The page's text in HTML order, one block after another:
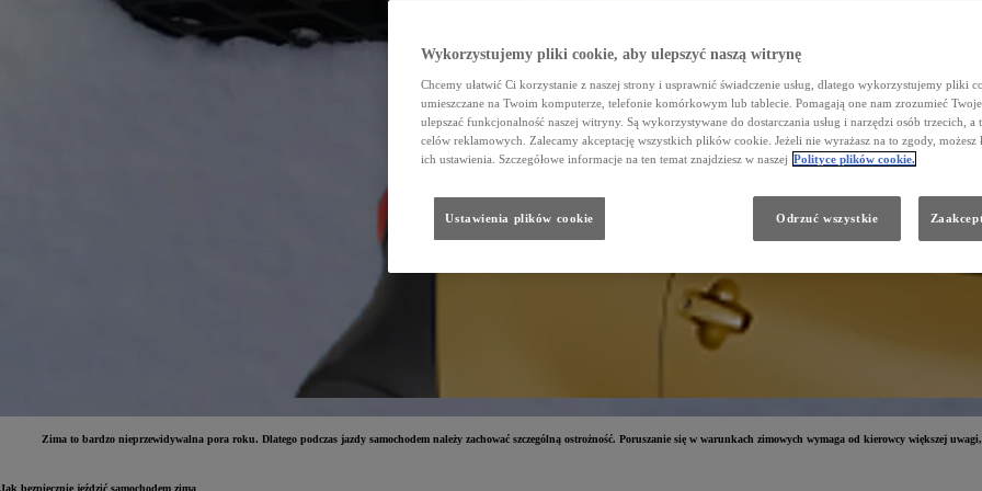
Zima to bardzo nieprzewidywalna pora roku. Dlatego podczas jazdy samochodem należy zachować szczególną ostrożność. Poruszanie się w warunkach zimowych wymaga od kierowcy większej
Wykorzystujemy pliki cookie, aby ulepszyć naszą witrynę
Chcemy ułatwić Ci korzystanie z naszej strony i usprawnić świadczenie usług, dlatego wykorzystujemy pliki
umieszczane na Twoim komputerze, telefonie komórkowym lub tablecie. Pomagają one nam zrozumieć
ulepszać funkcjonalność naszej witryny. Są wykorzystywane do dostarczania usług i narzędzi osób trzecich, a
celów reklamowych. Zalecamy akceptację wszystkich plików cookie. Jeżeli nie wyrażasz na to zgody, możesz
ich ustawienia. Szczegółowe informacje na ten temat znajdziesz w naszej Polityce plików cookie.
Ustawienia plików cookie Odrzuć wszystkie